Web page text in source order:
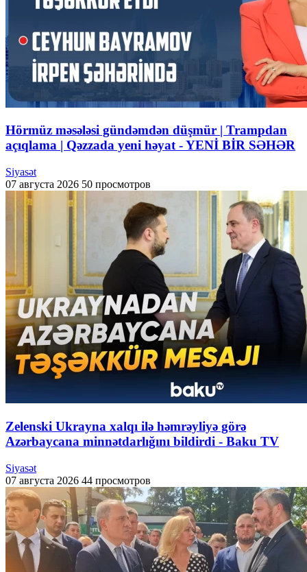
Hörmüz məsələsi gündəmdən düşmür | Trampdan
açıqlama | Qəzzada yeni həyat - YENİ BİR SƏHƏR
Siyasət
07 августа 2026 50 просмотров
Zelenski Ukrayna xalqı ilə həmrəyliyə görə
Azərbaycana minnətdarlığını bildirdi - Baku TV
Siyasət
07 августа 2026 44 просмотров